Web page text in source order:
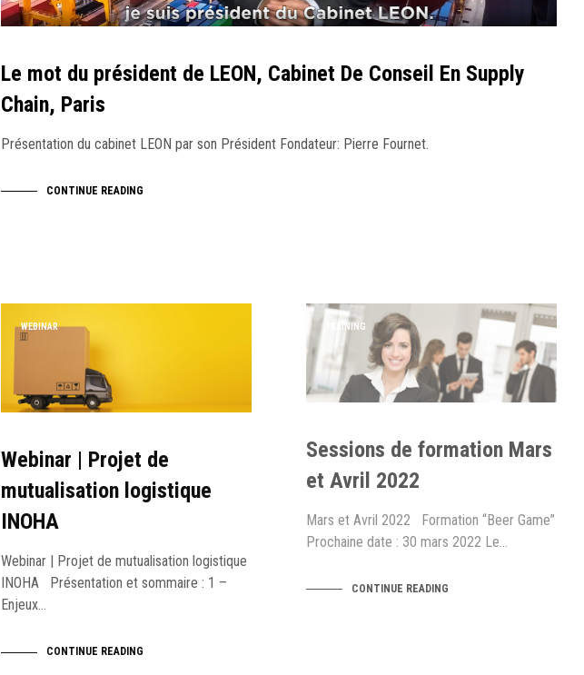
Le mot du président de LEON, Cabinet De Conseil En Supply
Chain, Paris
Présentation du cabinet LEON par son Président Fondateur: Pierre Fournet.
CONTINUE READING
WEBINAR
Webinar | Projet de
mutualisation logistique
INOHA
Webinar | Projet de mutualisation logistique
INOHA Présentation et sommaire : 1 –
Enjeux…
CONTINUE READING
TRAINING
Sessions de formation Mars
et Avril 2022
Mars et Avril 2022 Formation “Beer Game”
Prochaine date : 30 mars 2022 Le…
CONTINUE READING